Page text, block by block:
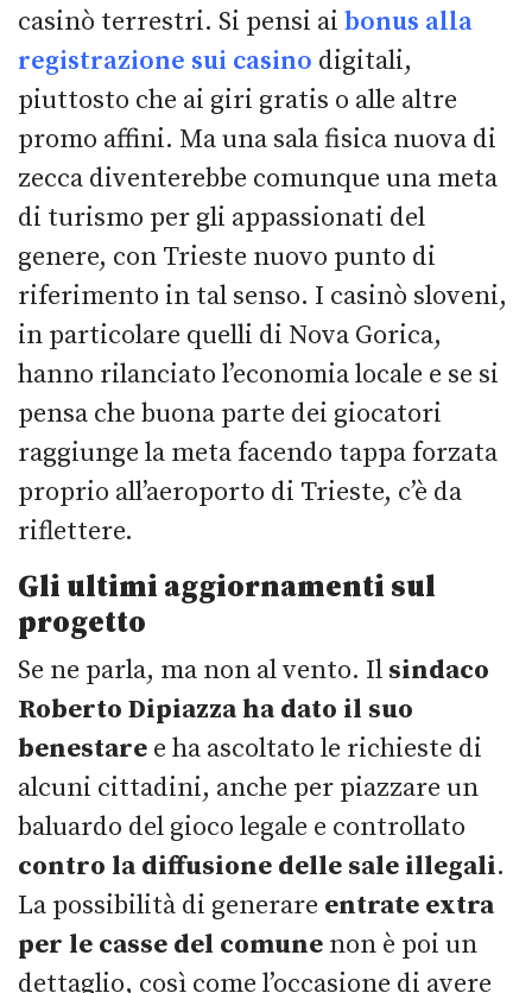
casinò terrestri. Si pensi ai bonus alla
registrazione sui casino digitali,
piuttosto che ai giri gratis o alle altre
promo affini. Ma una sala fisica nuova di
zecca diventerebbe comunque una meta
di turismo per gli appassionati del
genere, con Trieste nuovo punto di
riferimento in tal senso. I casinò sloveni,
in particolare quelli di Nova Gorica,
hanno rilanciato l’economia locale e se si
pensa che buona parte dei giocatori
raggiunge la meta facendo tappa forzata
proprio all’aeroporto di Trieste, c’è da
riflettere.
Gli ultimi aggiornamenti sul
progetto
Se ne parla, ma non al vento. Il sindaco
Roberto Dipiazza ha dato il suo
benestare e ha ascoltato le richieste di
alcuni cittadini, anche per piazzare un
baluardo del gioco legale e controllato
contro la diffusione delle sale illegali.
La possibilità di generare entrate extra
per le casse del comune non è poi un
dettaglio, così come l’occasione di avere